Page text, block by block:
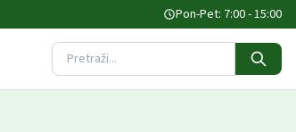
Pon-Pet: 7:00 - 15:00
Pretraži stranicu